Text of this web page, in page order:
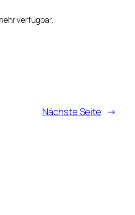
verfügbar.
Nächste Seite →